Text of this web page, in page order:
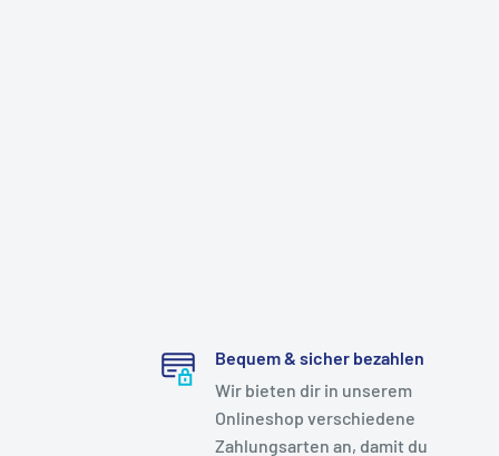
Bequem & sicher bezahlen
Wir bieten dir in unserem
Onlineshop verschiedene
Zahlungsarten an, damit du